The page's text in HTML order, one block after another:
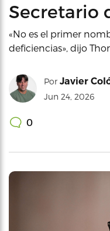
Secretario
«No es el primer
deficiencias», dijo
Por Javier
Jun 24, 2026
0